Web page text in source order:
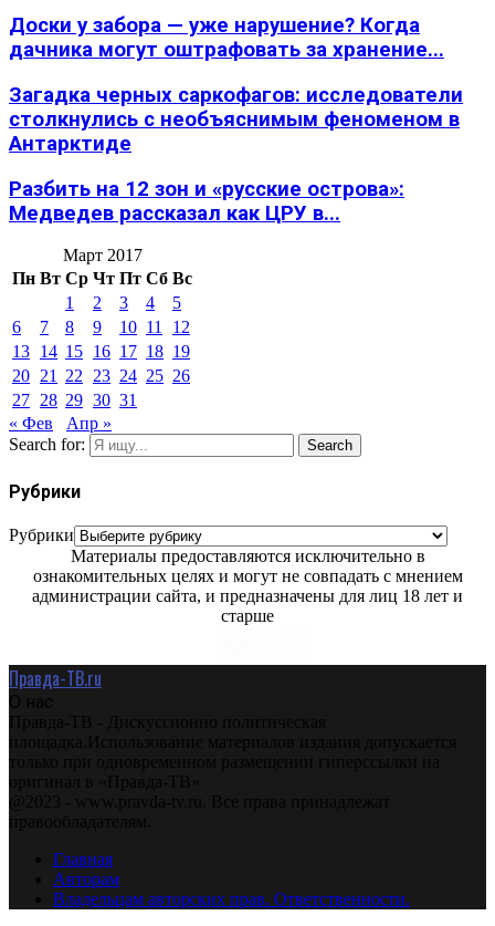
Доски у забора — уже нарушение? Когда
дачника могут оштрафовать за хранение...
Загадка черных саркофагов: исследователи
столкнулись с необъяснимым феноменом в
Антарктиде
Разбить на 12 зон и «русские острова»:
Медведев рассказал как ЦРУ в...
Март 2017
Пн Вт Ср Чт Пт Сб Вс
1
2 3 4
5
6
7 8 9 10 11
12
13 14 15 16 17 18 19
20 21 22 23 24 25 26
27 28 29 30 31
« Фев
Апр »
Search for:
Search
Рубрики
Рубрики
Материалы предоставляются исключительно в
ознакомительных целях и могут не совпадать с мнением
администрации сайта, и предназначены для лиц 18 лет и
старше
Правда-ТВ.ru
О нас
Правда-ТВ - Дискуссионно политическая
площадка.Использование материалов издания допускается
только при одновременном размещении гиперссылки на
оригинал в «Правда-ТВ»
@2023 - www.pravda-tv.ru. Все права принадлежат
правообладателям.
Главная
Авторам
Владельцам авторских прав. Ответственности.